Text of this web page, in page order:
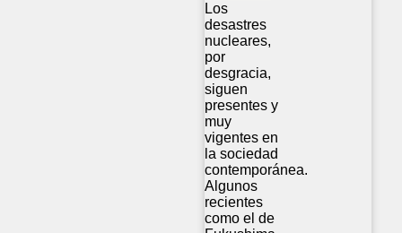
Los
desastres
nucleares,
por
desgracia,
siguen
presentes y
muy
vigentes en
la sociedad
contemporánea.
Algunos
recientes
como el de